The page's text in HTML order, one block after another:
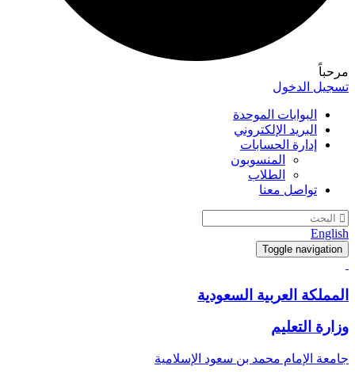
مرحباً
تسجيل الدخول
البوابات الموحدة
البريد الإلكتروني
إدارة الحسابات
المنسوبون
الطلاب
تواصل معنا
English
Toggle navigation
المملكة العربية السعودية
وزارة التعليم
جامعة الإمام محمد بن سعود الإسلامية